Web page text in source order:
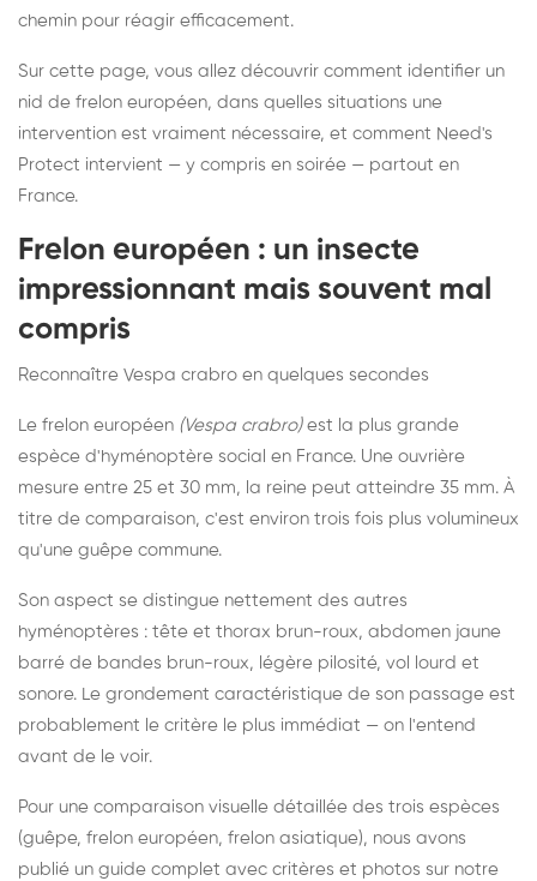
chemin pour réagir efficacement.
Sur cette page, vous allez découvrir comment identifier un
nid de frelon européen, dans quelles situations une
intervention est vraiment nécessaire, et comment Need's
Protect intervient — y compris en soirée — partout en
France.
Frelon européen : un insecte
impressionnant mais souvent mal
compris
Reconnaître Vespa crabro en quelques secondes
Le frelon européen (Vespa crabro)est la plus grande
espèce d'hyménoptère social en France. Une ouvrière
mesure entre 25 et 30 mm, la reine peut atteindre 35 mm. À
titre de comparaison, c'est environ trois fois plus volumineux
qu'une guêpe commune.
Son aspect se distingue nettement des autres
hyménoptères : tête et thorax brun-roux, abdomen jaune
barré de bandes brun-roux, légère pilosité, vol lourd et
sonore. Le grondement caractéristique de son passage est
probablement le critère le plus immédiat — on l'entend
avant de le voir.
Pour une comparaison visuelle détaillée des trois espèces
(guêpe, frelon européen, frelon asiatique), nous avons
publié un guide complet avec critères et photos sur notre